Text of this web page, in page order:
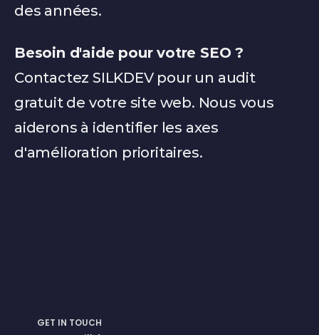
des années.
Besoin d'aide pour votre SEO ?
Contactez SILKDEV pour un audit
gratuit de votre site web. Nous vous
aiderons à identifier les axes
d'amélioration prioritaires.
S
I
GET IN TOUCH